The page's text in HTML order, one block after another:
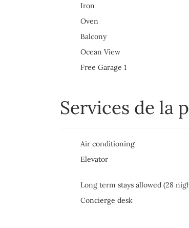
Iron
Oven
Balcony
Ocean View
Free Garage 1
Services de la
Air conditioning
Elevator
Long term stays allowed (28
Concierge desk